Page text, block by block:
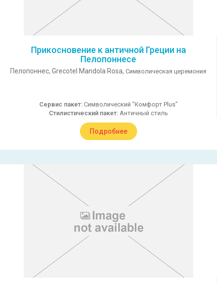
Прикосновение к античной Греции на
Пелопоннесе
Пелопоннес, Grecotel Mandola Rosa, Символическая церемония
Сервис пакет: Символический "Комфорт Plus"
Стилистический пакет: Античный стиль
Подробнее